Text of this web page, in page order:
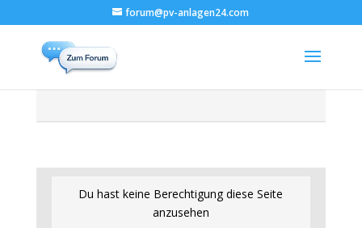
forum@pv-anlagen24.com
Du hast keine Berechtigung diese Seite
anzusehen